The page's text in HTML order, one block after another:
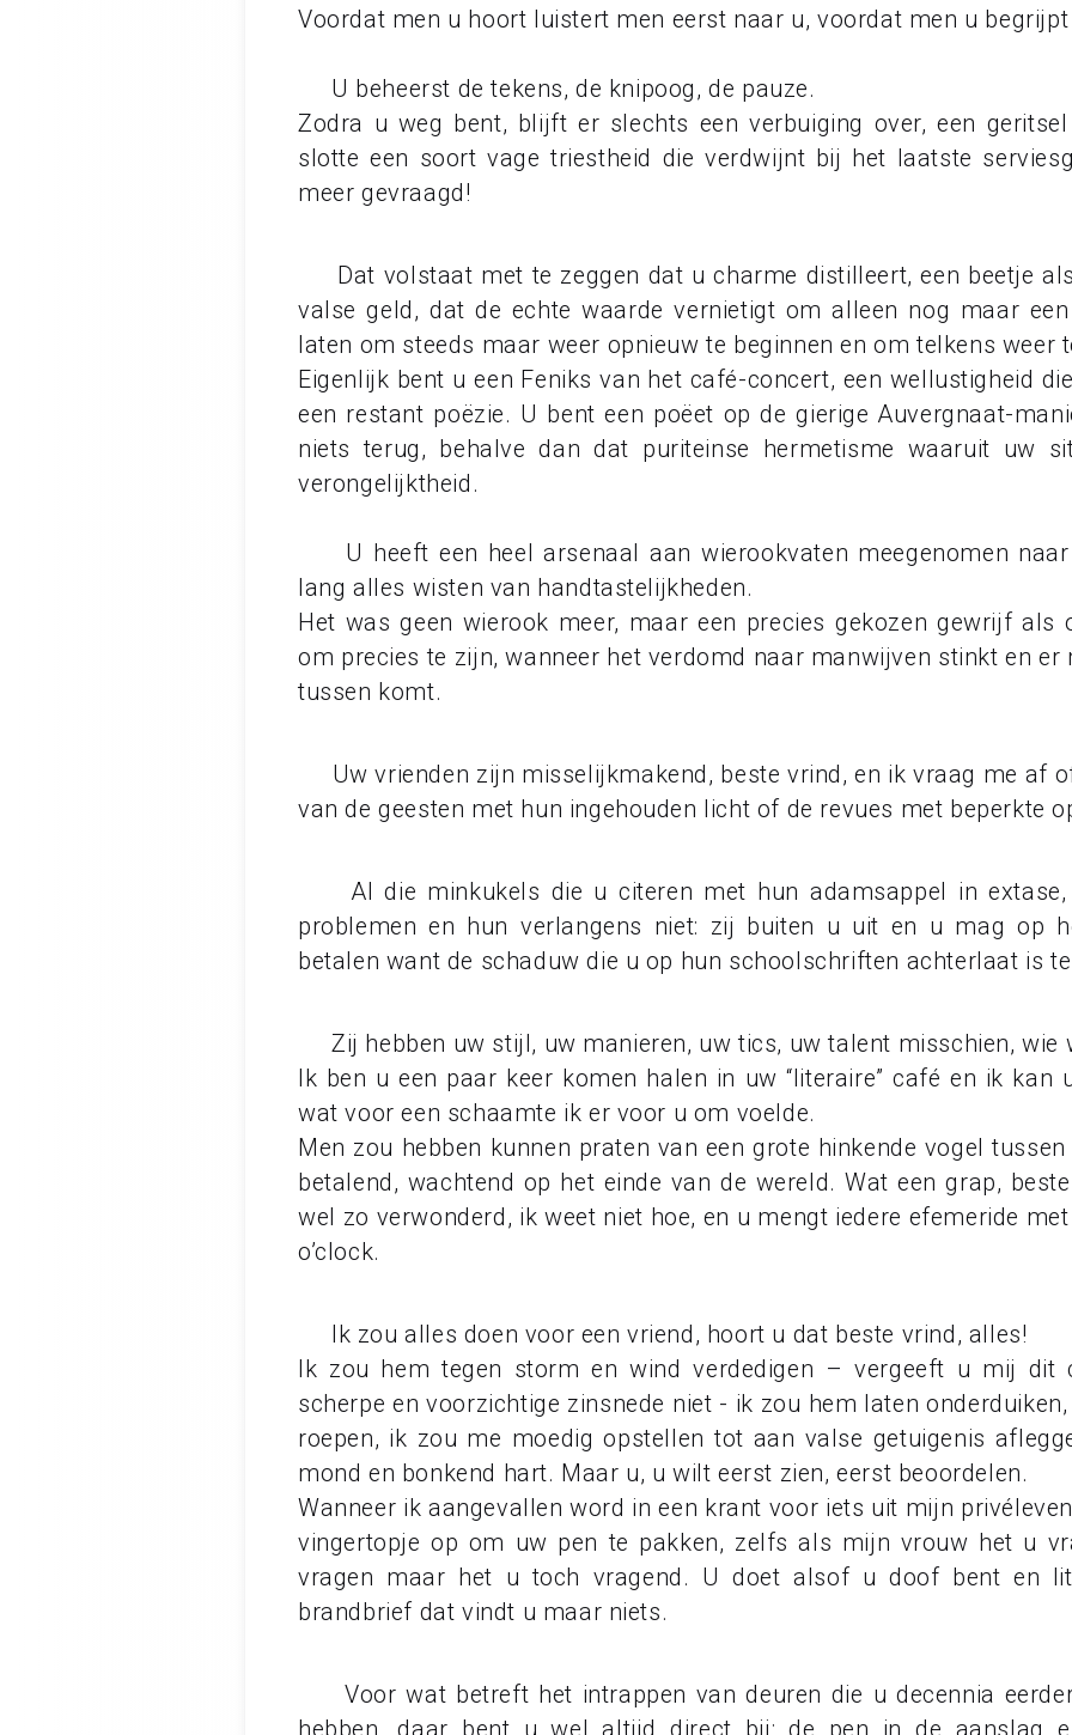
Voordat men u hoort luistert men eerst naar u, voordat men u
U beheerst de tekens, de knipoog, de pauze.
Zodra u weg bent, blijft er slechts een verbuiging over, een
slotte een soort vage triestheid die verdwijnt bij het laatste
meer gevraagd!
Dat volstaat met te zeggen dat u charme distilleert, een beetje
valse geld, dat de echte waarde vernietigt om alleen nog maar
laten om steeds maar weer opnieuw te beginnen en om telkens weer
Eigenlijk bent u een Feniks van het café-concert, een wellustigheid
een restant poëzie. U bent een poëet op de gierige Auvergnaat-
niets terug, behalve dan dat puriteinse hermetisme waaruit uw
verongelijktheid.
U heeft een heel arsenaal aan wierookvaten meegenomen
lang alles wisten van handtastelijkheden.
Het was geen wierook meer, maar een precies gekozen gewrijf als
om precies te zijn, wanneer het verdomd naar manwijven stinkt en er
tussen komt.
Uw vrienden zijn misselijkmakend, beste vrind, en ik vraag me af
van de geesten met hun ingehouden licht of de revues met beperkte
Al die minkukels die u citeren met hun adamsappel in extase,
problemen en hun verlangens niet: zij buiten u uit en u mag op
betalen want de schaduw die u op hun schoolschriften achterlaat is
Zij hebben uw stijl, uw manieren, uw tics, uw talent misschien, wie
Ik ben u een paar keer komen halen in uw “literaire” café en ik kan
wat voor een schaamte ik er voor u om voelde.
Men zou hebben kunnen praten van een grote hinkende vogel
betalend, wachtend op het einde van de wereld. Wat een grap,
wel zo verwonderd, ik weet niet hoe, en u mengt iedere efemeride
o’clock.
Ik zou alles doen voor een vriend, hoort u dat beste vrind, alles!
Ik zou hem tegen storm en wind verdedigen – vergeeft u mij dit
scherpe en voorzichtige zinsnede niet - ik zou hem laten
roepen, ik zou me moedig opstellen tot aan valse getuigenis
mond en bonkend hart. Maar u, u wilt eerst zien, eerst beoordelen.
Wanneer ik aangevallen word in een krant voor iets uit mijn
vingertopje op om uw pen te pakken, zelfs als mijn vrouw het u
vragen maar het u toch vragend. U doet alsof u doof bent en
brandbrief dat vindt u maar niets.
Voor wat betreft het intrappen van deuren die u decennia